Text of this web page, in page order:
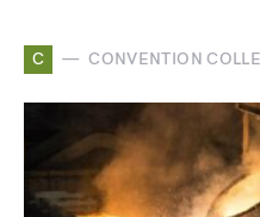
C CONVENTION